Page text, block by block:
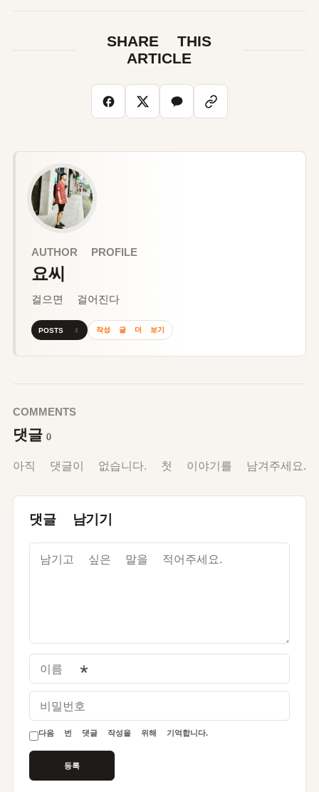
SHARE THIS
ARTICLE
AUTHOR PROFILE
요씨
걸으면 걸어진다
POSTS 4 작성 글 더 보기
COMMENTS
댓글 0
아직 댓글이 없습니다. 첫 이야기를 남겨주세요.
댓글 남기기
이름
비밀번호
다음 번 댓글 작성을 위해 기억합니다.